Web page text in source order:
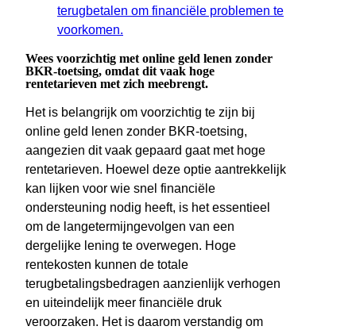
terugbetalen om financiële problemen te
voorkomen.
Wees voorzichtig met online geld lenen zonder
BKR-toetsing, omdat dit vaak hoge
rentetarieven met zich meebrengt.
Het is belangrijk om voorzichtig te zijn bij
online geld lenen zonder BKR-toetsing,
aangezien dit vaak gepaard gaat met hoge
rentetarieven. Hoewel deze optie aantrekkelijk
kan lijken voor wie snel financiële
ondersteuning nodig heeft, is het essentieel
om de langetermijngevolgen van een
dergelijke lening te overwegen. Hoge
rentekosten kunnen de totale
terugbetalingsbedragen aanzienlijk verhogen
en uiteindelijk meer financiële druk
veroorzaken. Het is daarom verstandig om